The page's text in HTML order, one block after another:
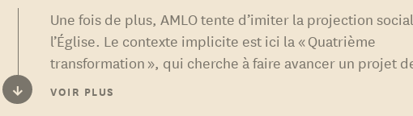
Une fois de plus, AMLO tente d’imiter la projection
l’Église. Le contexte implicite est ici la « Quatrième
transformation », qui cherche à faire avancer un projet
modernisation du pays, qui comprend, bien que non
↓ VOIR PLUS